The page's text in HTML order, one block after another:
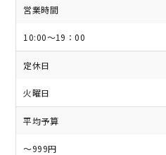
営業時間
10:00～19：00
定休日
火曜日
平均予算
～999円